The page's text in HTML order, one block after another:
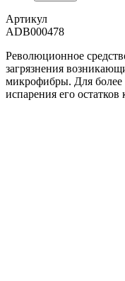
Артикул
ADB000478
Революционное
загрязнения
микрофибры. Для
испарения его